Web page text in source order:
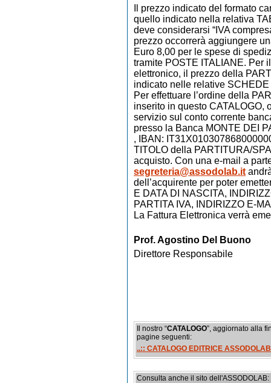
Il prezzo indicato del formato
quello indicato nella relativa
deve considerarsi “IVA
prezzo occorrerà aggiungere
Euro 8,00 per le spese di
tramite POSTE ITALIANE. Per
elettronico, il prezzo della
indicato nelle relative
Per effettuare l’ordine della
inserito in questo CATALOGO,
servizio sul conto corrente
presso la Banca MONTE DEI
, IBAN:
TITOLO della PARTITURA/
acquisto. Con una e-mail a
segreteria@assodolab.it
dell’acquirente per poter
E DATA DI NASCITA,
PARTITA IVA, INDIRIZZO E-
La Fattura Elettronica verrà
Prof. Agostino Del Buono
Direttore Responsabile
Il nostro “CATALOGO”, aggiornato alla
pagine seguenti:
..:: CATALOGO EDITRICE ASSODOLAB
Consulta anche il sito dell'ASSODOLAB: